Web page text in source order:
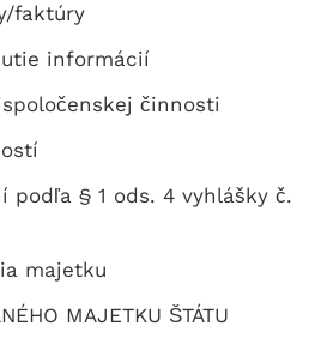
faktúry
informácií
činnosti
podľa § 1 ods. 4 vyhlášky č.
majetku
MAJETKU ŠTÁTU